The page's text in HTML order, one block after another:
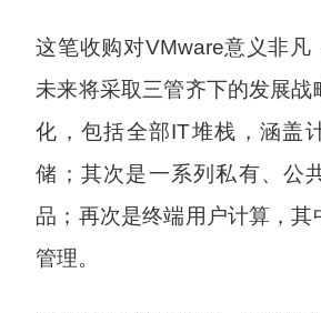
这笔收购对VMware意义非凡
未来将采取三管齐下的发展战
化，包括全部IT堆栈，涵盖
储；其次是一系列私有、公
品；再次是终端用户计算，其
管理。